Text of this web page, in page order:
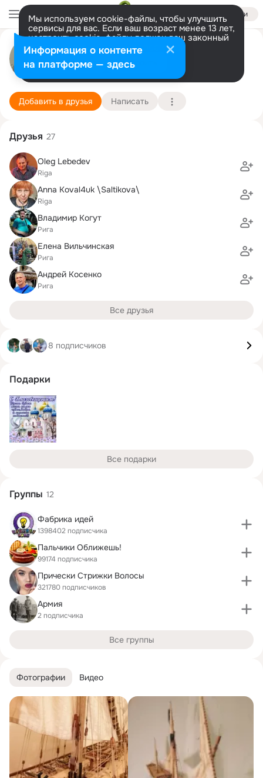
Войти
Мы используем cookie-файлы, чтобы улучшить
сервисы для вас. Если ваш возраст менее 13 лет,
настроить cookie-файлы должен ваш законный
представитель. Больше информации
Разрешить все Настроить
Pavel Plaunov
Riga 1 декабря (59 лет)
Подробнее
Добавить в друзья Написать
Фотографии Видео
Друзья 27
Oleg Lebedev
Riga
Anna Koval4uk \Saltikova\
Riga
Владимир Когут
Рига
Елена Вильчинская
Рига
Андрей Косенко
Рига
Все друзья
8 подписчиков
Подарки
Все подарки
Группы 12
Фабрика идей
1398402 подписчика
Пальчики Оближешь!
99174 подписчика
Прически Стрижки Волосы
321780 подписчиков
Армия
2 подписчика
Все группы
Информация о контенте
на платформе — здесь